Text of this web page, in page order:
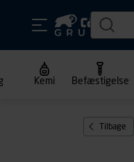
Kemi Befæstigelse
Tilbage